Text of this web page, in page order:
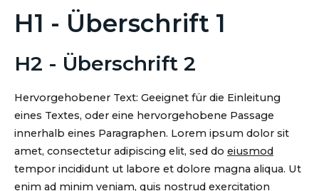
H1 - Überschrift 1
H2 - Überschrift 2
Hervorgehobener Text: Geeignet für die Einleitung
eines Textes, oder eine hervorgehobene Passage
innerhalb eines Paragraphen. Lorem ipsum dolor sit
amet, consectetur adipiscing elit, sed do eiusmod
tempor incididunt ut labore et dolore magna aliqua. Ut
enim ad minim veniam, quis nostrud exercitation